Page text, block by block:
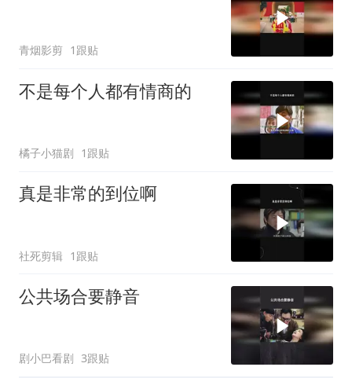
青烟影剪 1跟贴
不是每个人都有情商的
橘子小猫剧 1跟贴
真是非常的到位啊
社死剪辑 1跟贴
公共场合要静音
剧小巴看剧 3跟贴